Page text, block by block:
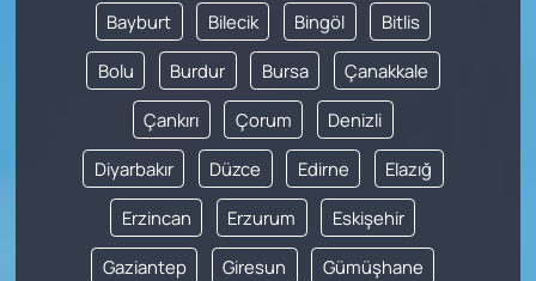
Bayburt Bilecik Bingöl Bitlis
Bolu Burdur Bursa Çanakkale
Çankırı Çorum Denizli
Diyarbakır Düzce Edirne Elazığ
Erzincan Erzurum Eskişehir
Gaziantep Giresun Gümüşhane